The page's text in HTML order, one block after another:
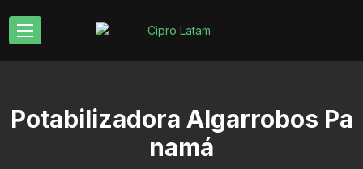
Potabilizadora Algarrobos Pa
namá